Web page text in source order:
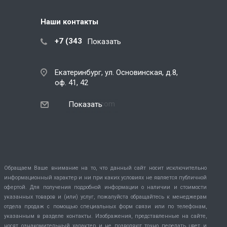
Наши контакты
+7 (343) 288-07-25
Показать
Екатеринбург, ул. Основинская, д.8,
оф. 41, 42
ekb@snegos.com
Показать
Обращаем Ваше внимание на то, что данный сайт носит исключительно
информационный характер и ни при каких условиях не является публичной
офертой. Для получения подробной информации о наличии и стоимости
указанных товаров и (или) услуг, пожалуйста обращайтесь к менеджерам
отдела продаж с помощью специальных форм связи или по телефонам,
указанным в разделе контакты. Изображения, представленные на сайте,
носят ознакомительный характер и не позволяют точно передать цвет и